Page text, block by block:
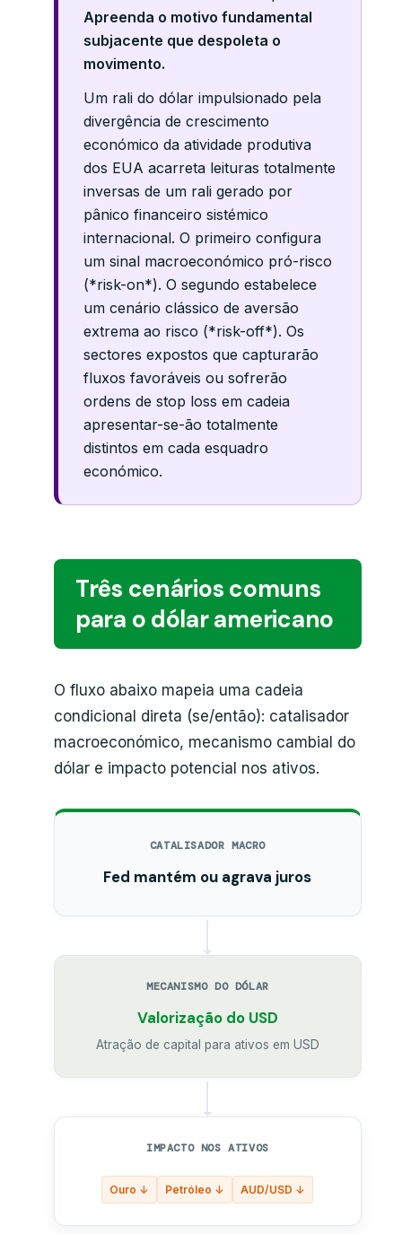
Apreenda o motivo fundamental
subjacente que despoleta o
movimento.
Um rali do dólar impulsionado pela
divergência de crescimento
económico da atividade produtiva
dos EUA acarreta leituras totalmente
inversas de um rali gerado por
pânico financeiro sistémico
internacional. O primeiro configura
um sinal macroeconómico pró-risco
(*risk-on*). O segundo estabelece
um cenário clássico de aversão
extrema ao risco (*risk-off*). Os
sectores expostos que capturarão
fluxos favoráveis ou sofrerão
ordens de stop loss em cadeia
apresentar-se-ão totalmente
distintos em cada esquadro
económico.
Três cenários comuns
para o dólar americano
O fluxo abaixo mapeia uma cadeia
condicional direta (se/então): catalisador
macroeconómico, mecanismo cambial do
dólar e impacto potencial nos ativos.
CATALISADOR MACRO
Fed mantém ou agrava juros
MECANISMO DO DÓLAR
Valorização do USD
Atração de capital para ativos em USD
IMPACTO NOS ATIVOS
Ouro ↓ Petróleo ↓ AUD/USD ↓